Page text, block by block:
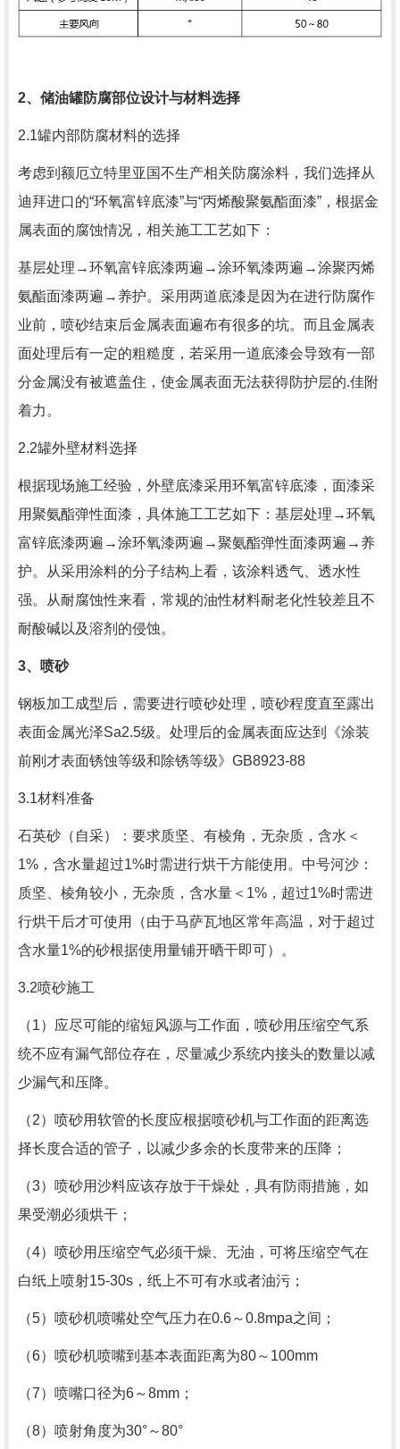
2、储油罐防腐部位设计与材料选择
2.1罐内部防腐材料的选择
考虑到额厄立特里亚国不生产相关防腐涂料，我们选择从
迪拜进口的“环氧富锌底漆”与“丙烯酸聚氨酯面漆”，根据金
属表面的腐蚀情况，相关施工工艺如下：
基层处理→环氧富锌底漆两遍→涂环氧漆两遍→涂聚丙烯
氨酯面漆两遍→养护。采用两道底漆是因为在进行防腐作
业前，喷砂结束后金属表面遍布有很多的坑。而且金属表
面处理后有一定的粗糙度，若采用一道底漆会导致有一部
分金属没有被遮盖住，使金属表面无法获得防护层的.佳附
着力。
2.2罐外壁材料选择
根据现场施工经验，外壁底漆采用环氧富锌底漆，面漆采
用聚氨酯弹性面漆，具体施工工艺如下：基层处理→环氧
富锌底漆两遍→涂环氧漆两遍→聚氨酯弹性面漆两遍→养
护。从采用涂料的分子结构上看，该涂料透气、透水性
强。从耐腐蚀性来看，常规的油性材料耐老化性较差且不
耐酸碱以及溶剂的侵蚀。
3、喷砂
钢板加工成型后，需要进行喷砂处理，喷砂程度直至露出
表面金属光泽Sa2.5级。处理后的金属表面应达到《涂装
前刚才表面锈蚀等级和除锈等级》 GB8923-88
3.1材料准备
石英砂（自采）：要求质坚、有棱角，无杂质，含水＜
1% ，含水量超过1%时需进行烘干方能使用。中号河沙：
质坚、棱角较小，无杂质，含水量＜ 1% ，超过1%时需进
行烘干后才可使用（由于马萨瓦地区常年高温，对于超过
含水量1%的砂根据使用量铺开晒干即可）。
3.2喷砂施工
（1）应尽可能的缩短风源与工作面，喷砂用压缩空气系
统不应有漏气部位存在，尽量减少系统内接头的数量以减
少漏气和压降。
（2）喷砂用软管的长度应根据喷砂机与工作面的距离选
择长度合适的管子，以减少多余的长度带来的压降；
（3）喷砂用沙料应该存放于干燥处，具有防雨措施，如
果受潮必须烘干；
（4）喷砂用压缩空气必须干燥、无油，可将压缩空气在
白纸上喷射15-30s ，纸上不可有水或者油污；
（5）喷砂机喷嘴处空气压力在0.6～0.8mpa之间；
（6）喷砂机喷嘴到基本表面距离为80～ 100mm
（7）喷嘴口径为6～8mm ；
（8）喷射角度为30°～80°